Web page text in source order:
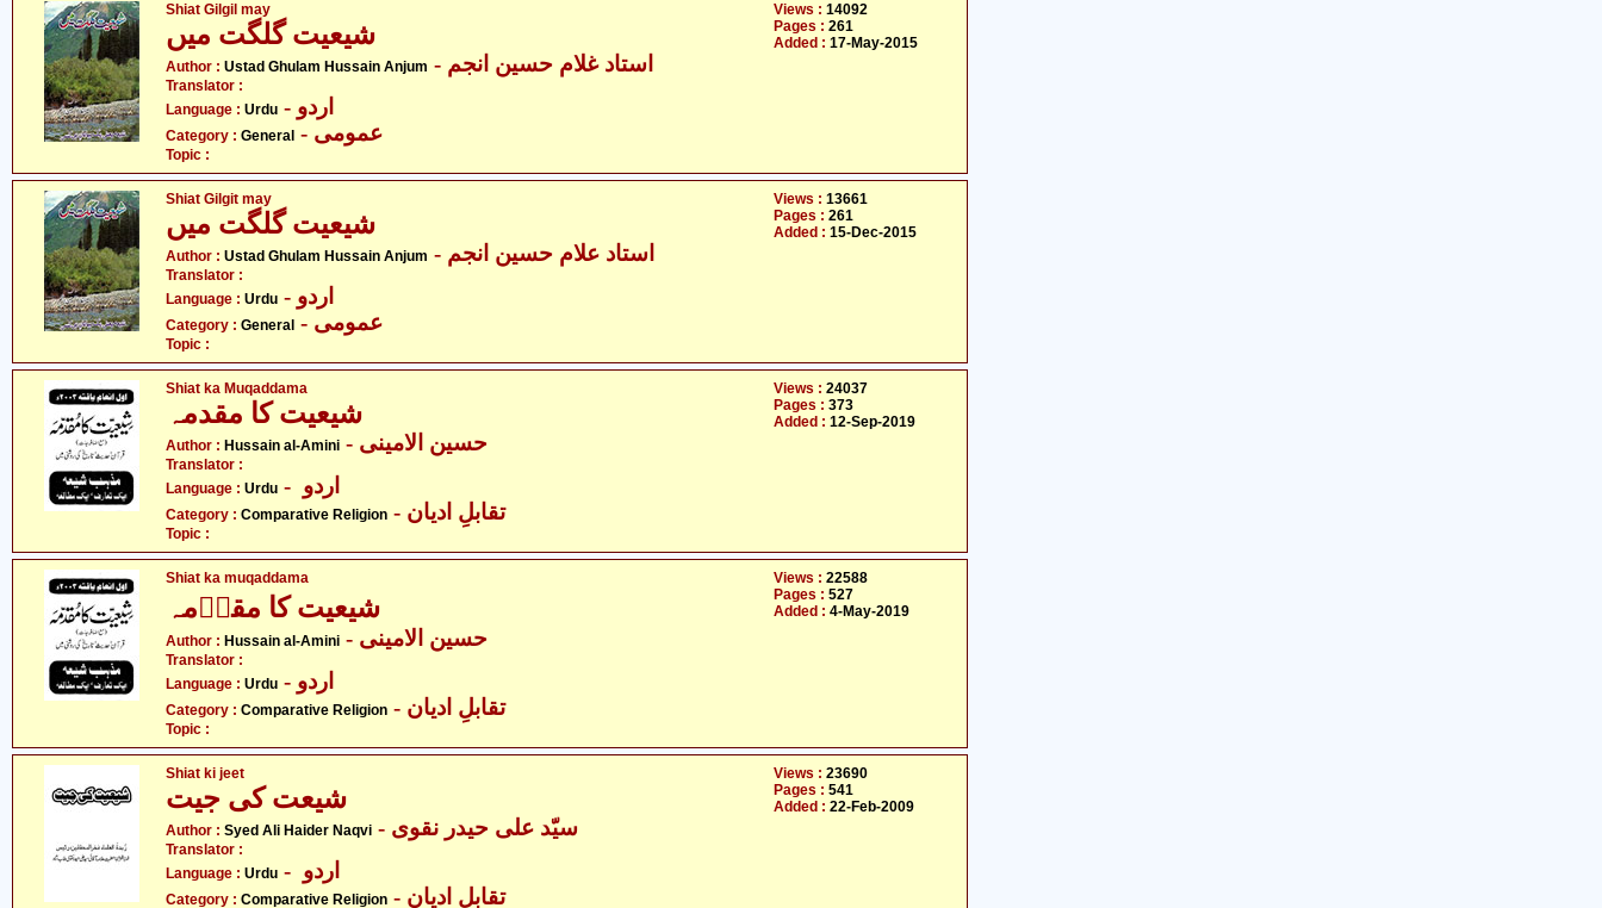
Shiat Gilgil may
شیعیت گلگت میں
Author : Ustad Ghulam Hussain Anjum - استاد غلام حسین انجم
Translator :
Language : Urdu - اردو
Category : General - عمومی
Topic :
Views : 14092
Pages : 261
Added : 17-May-2015
Shiat Gilgit may
شیعیت گلگت میں
Author : Ustad Ghulam Hussain Anjum - استاد علام حسین انجم
Translator :
Language : Urdu - اردو
Category : General - عمومی
Topic :
Views : 13661
Pages : 261
Added : 15-Dec-2015
Shiat ka Muqaddama
Author : Hussain al-Amini - حسین الامینی
Translator :
Language : Urdu
Category : Comparative Religion - تقابلِ ادیان
Topic :
Views : 24037
Pages : 373
Added : 12-Sep-2019
Shiat ka muqaddama
شیعیت کا مقدؔمہ
Author : Hussain al-Amini - حسین الامینی
Translator :
Language : Urdu - اردو
Category : Comparative Religion - تقابلِ ادیان
Topic :
Views : 22588
Pages : 527
Added : 4-May-2019
Shiat ki jeet
شیعت کی جیت
Author : Syed Ali Haider Naqvi - سیّد علی حیدر نقوی
Translator :
Language : Urdu
Category : Comparative Religion - تقابلِ ادیان
Views : 23690
Pages : 541
Added : 22-Feb-2009